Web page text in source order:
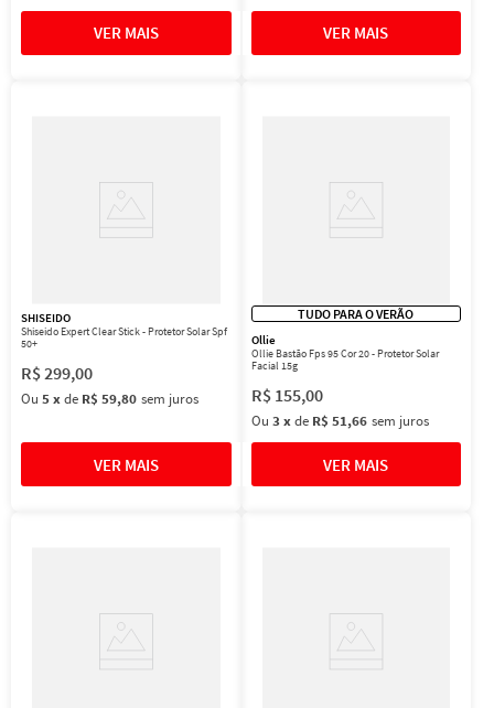
SHISEIDO
Shiseido Expert Clear Stick - Protetor Solar Spf
50+
R$299,00
Ou 5xde R$ 59,80 sem juros
TUDO PARA O VERÃO
Ollie
Ollie Bastão Fps 95 Cor 20 - Protetor Solar
Facial 15g
R$ 155,00
Ou 3 xde R$ 51,66 sem juros